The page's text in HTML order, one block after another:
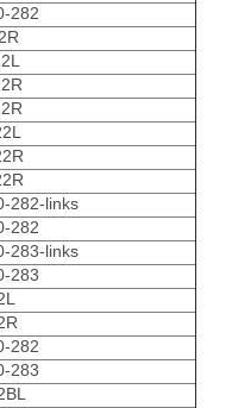
282
282-links
282
283-links
283
282
283